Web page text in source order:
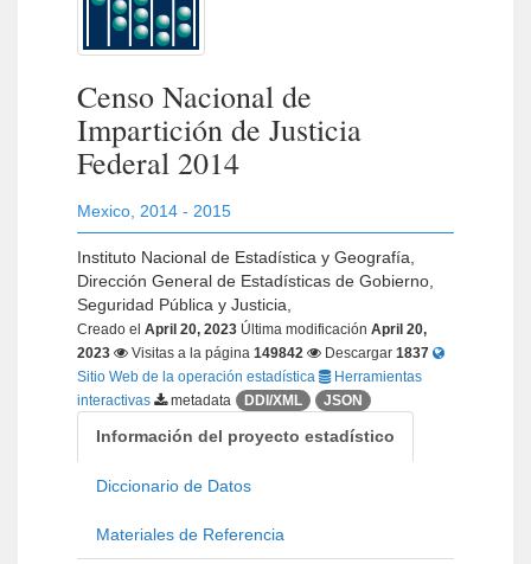
Censo Nacional de
Impartición de Justicia
Federal 2014
Mexico 2014 - 2015
Instituto Nacional de Estadística y Geografía,
Dirección General de Estadísticas de Gobierno,
Seguridad Pública y Justicia,
Creado el April 20, 2023 Última modificación April 20,
2023
Visitas a la página 149842 Descargar 1837
Sitio Web de la operación estadística
Herramientas
interactivas
metadata DDI/XML JSON
Información del proyecto estadístico
Diccionario de Datos
Materiales de Referencia